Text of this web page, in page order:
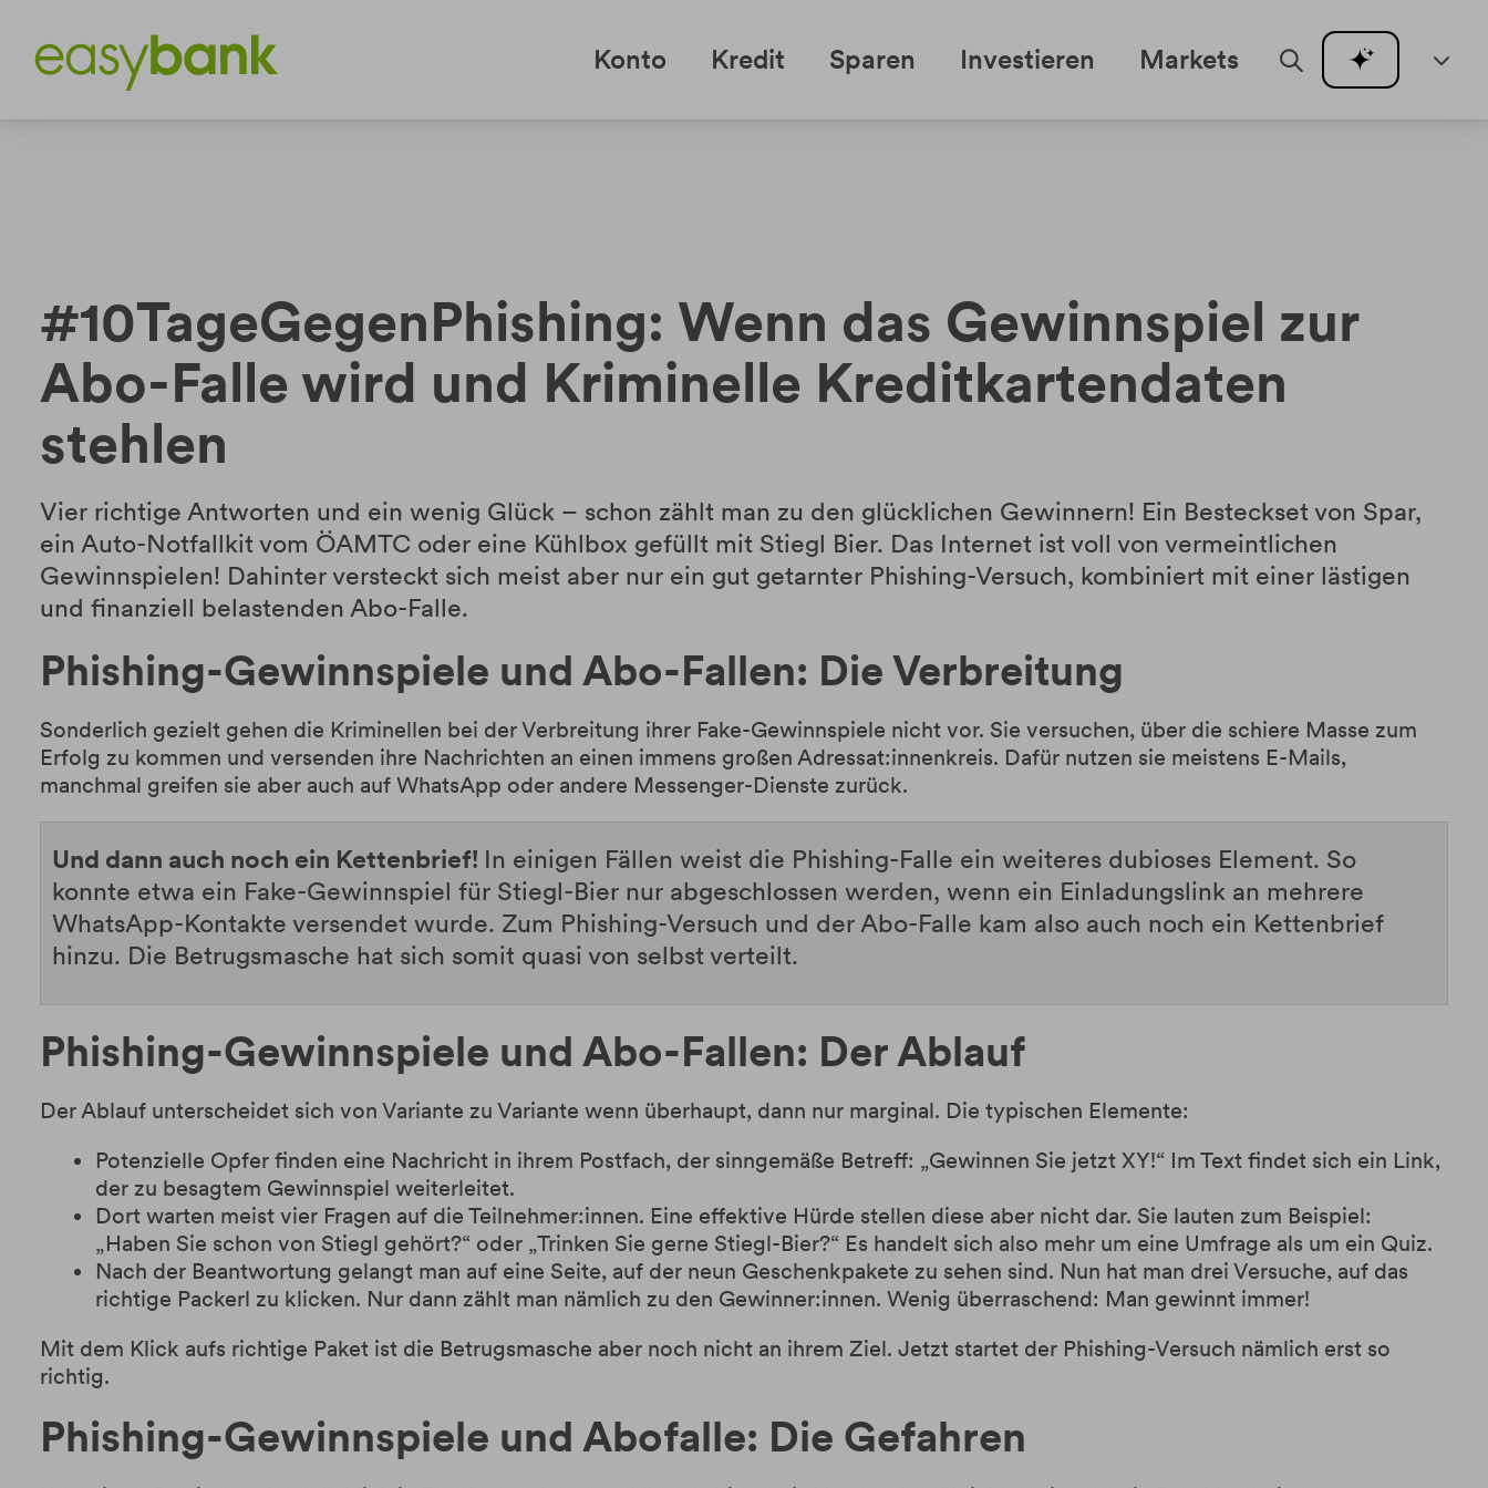
zum
zur
Konto Kredit Sparen Investieren Markets
#10TageGegenPhishing: Wenn das Gewinnspiel zur
Abo-Falle wird und Kriminelle Kreditkartendaten
stehlen
Vier richtige Antworten und ein wenig Glück – schon zählt man zu den glücklichen Gewinnern! Ein Besteckset von Spar,
ein Auto-Notfallkit vom ÖAMTC oder eine Kühlbox gefüllt mit Stiegl Bier. Das Internet ist voll von vermeintlichen
Gewinnspielen! Dahinter versteckt sich meist aber nur ein gut getarnter Phishing-Versuch, kombiniert mit einer lästigen
und finanziell belastenden Abo-Falle.
Phishing-Gewinnspiele und Abo-Fallen: Die Verbreitung
Sonderlich gezielt gehen die Kriminellen bei der Verbreitung ihrer Fake-Gewinnspiele nicht vor. Sie versuchen, über die schiere Masse zum
Erfolg zu kommen und versenden ihre Nachrichten an einen immens großen Adressat:innenkreis. Dafür nutzen sie meistens E-Mails,
manchmal greifen sie aber auch auf WhatsApp oder andere Messenger-Dienste zurück.
Und dann auch noch ein Kettenbrief! In einigen Fällen weist die Phishing-Falle ein weiteres dubioses Element. So
konnte etwa ein Fake-Gewinnspiel für Stiegl-Bier nur abgeschlossen werden, wenn ein Einladungslink an mehrere
WhatsApp-Kontakte versendet wurde. Zum Phishing-Versuch und der Abo-Falle kam also auch noch ein Kettenbrief
hinzu. Die Betrugsmasche hat sich somit quasi von selbst verteilt.
Phishing-Gewinnspiele und Abo-Fallen: Der Ablauf
Der Ablauf unterscheidet sich von Variante zu Variante wenn überhaupt, dann nur marginal. Die typischen Elemente:
Potenzielle Opfer finden eine Nachricht in ihrem Postfach, der sinngemäße Betreff: „Gewinnen Sie jetzt XY!“ Im Text findet sich ein Link,
der zu besagtem Gewinnspiel weiterleitet.
Dort warten meist vier Fragen auf die Teilnehmer:innen. Eine effektive Hürde stellen diese aber nicht dar. Sie lauten zum Beispiel:
„Haben Sie schon von Stiegl gehört?“ oder „Trinken Sie gerne Stiegl-Bier?“ Es handelt sich also mehr um eine Umfrage als um ein Quiz.
Nach der Beantwortung gelangt man auf eine Seite, auf der neun Geschenkpakete zu sehen sind. Nun hat man drei Versuche, auf das
richtige Packerl zu klicken. Nur dann zählt man nämlich zu den Gewinner:innen. Wenig überraschend: Man gewinnt immer!
Mit dem Klick aufs richtige Paket ist die Betrugsmasche aber noch nicht an ihrem Ziel. Jetzt startet der Phishing-Versuch nämlich erst so
richtig.
Phishing-Gewinnspiele und Abofalle: Die Gefahren